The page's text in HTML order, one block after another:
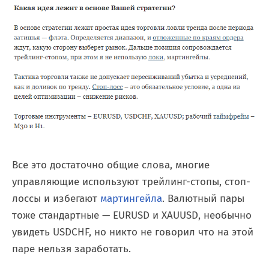
Все это достаточно общие слова, многие
управляющие используют трейлинг-стопы, стоп-
лоссы и избегают мартингейла. Валютный пары
тоже стандартные — EURUSD и XAUUSD, необычно
увидеть USDCHF, но никто не говорил что на этой
паре нельзя заработать.